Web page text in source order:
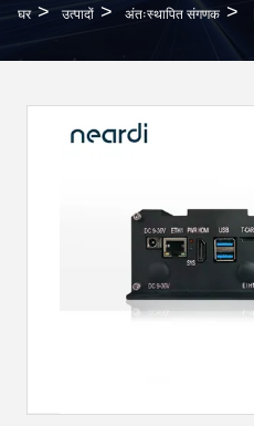
घर > उत्पादों > अंतःस्थापित संगणक >